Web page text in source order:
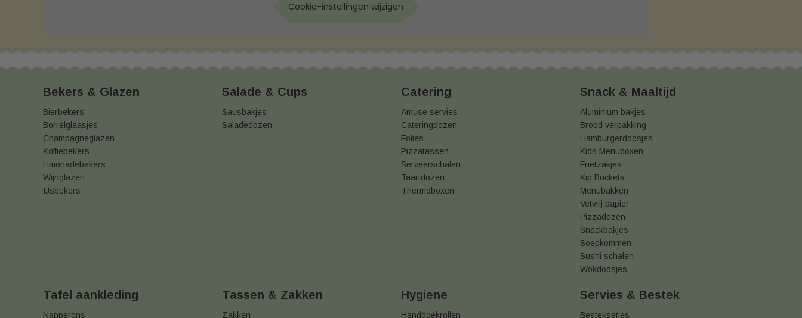
Cookie-instellingen wijzigen
Bekers & Glazen
Bierbekers
Borrelglaasjes
Champagneglazen
Koffiebekers
Limonadebekers
Wijnglazen
IJsbekers
Salade & Cups
Sausbakjes
Saladedozen
Catering
Amuse servies
Cateringdozen
Folies
Pizzatassen
Serveerschalen
Taartdozen
Thermoboxen
Snack & Maaltijd
Aluminium bakjes
Brood verpakking
Hamburgerdoosjes
Kids Menuboxen
Frietzakjes
Kip Buckets
Menubakken
Vetvrij papier
Pizzadozen
Snackbakjes
Soepkommen
Sushi schalen
Wokdoosjes
Tafel aankleding
Napperons
Tassen & Zakken
Zakken
Hygiene
Handdoekrollen
Servies & Bestek
Besteksetjes